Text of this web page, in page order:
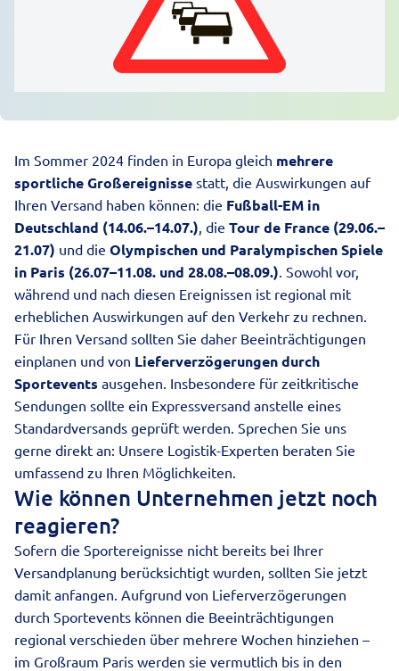
Im Sommer 2024 finden in Europa gleich mehrere
sportliche Großereignisse statt, die Auswirkungen auf
Ihren Versand haben können: die Fußball-EM in
Deutschland (14.06.–14.07.), die Tour de France (29.06.–
21.07) und die Olympischen und Paralympischen Spiele
in Paris (26.07–11.08. und 28.08.–08.09.). Sowohl vor,
während und nach diesen Ereignissen ist regional mit
erheblichen Auswirkungen auf den Verkehr zu rechnen.
Für Ihren Versand sollten Sie daher Beeinträchtigungen
einplanen und von Lieferverzögerungen durch
Sportevents ausgehen. Insbesondere für zeitkritische
Sendungen sollte ein Expressversand anstelle eines
Standardversands geprüft werden. Sprechen Sie uns
gerne direkt an: Unsere Logistik-Experten beraten Sie
umfassend zu Ihren Möglichkeiten.
Wie können Unternehmen jetzt noch
reagieren?
Sofern die Sportereignisse nicht bereits bei Ihrer
Versandplanung berücksichtigt wurden, sollten Sie jetzt
damit anfangen. Aufgrund von Lieferverzögerungen
durch Sportevents können die Beeinträchtigungen
regional verschieden über mehrere Wochen hinziehen –
im Großraum Paris werden sie vermutlich bis in den